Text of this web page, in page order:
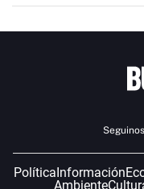
PolíticaInformación
Ambiente